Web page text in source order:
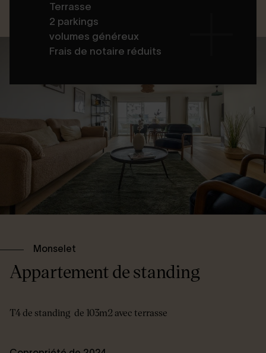
Terrasse
2 parkings
volumes généreux
Frais de notaire réduits
Monselet
Appartement de standing
T4 de standing de 103m2 avec terrasse